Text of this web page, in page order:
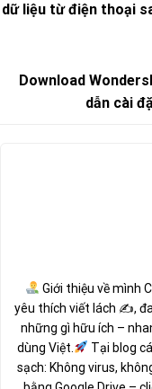
dữ liệu từ điện thoại
Download
dẫn cài
Giới thiệu về mình
yêu thích viết lách ✍,
những gì hữu ích –
dùng Việt.
Tại blog
sạch: Không virus,